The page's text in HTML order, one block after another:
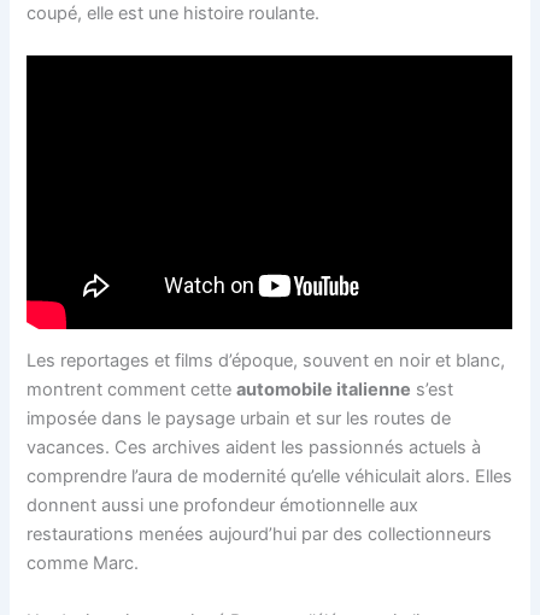
coupé, elle est une histoire roulante.
Les reportages et films d’époque, souvent en noir et blanc,
montrent comment cetteautomobile italienne s’est
imposée dans le paysage urbain et sur les routes de
vacances. Ces archives aident les passionnés actuels à
comprendre l’aura de modernité qu’elle véhiculait alors. Elles
donnent aussi une profondeur émotionnelle aux
restaurations menées aujourd’hui par des collectionneurs
comme Marc.